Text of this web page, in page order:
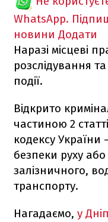
WhatsApp.
новини Додати
Наразі місцеві
розслідування
події.
Відкрито
частиною 2
кодексу
безпеки руху або
залізничного,
транспорту.
Нагадаємо, у